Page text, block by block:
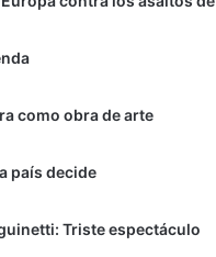
como obra de arte
país decide
Triste espectáculo